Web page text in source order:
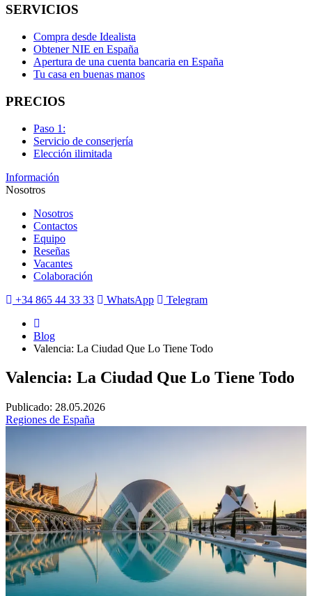
SERVICIOS
Compra desde Idealista
Obtener NIE en España
Apertura de una cuenta bancaria en España
Tu casa en buenas manos
PRECIOS
Paso 1:
Servicio de conserjería
Elección ilimitada
Información
Nosotros
Nosotros
Contactos
Equipo
Reseñas
Vacantes
Colaboración
+34 865 44 33 33
WhatsApp Telegram
Blog
Valencia: La Ciudad Que Lo Tiene Todo
Valencia: La Ciudad Que Lo Tiene Todo
Publicado: 28.05.2026
Regiones de España